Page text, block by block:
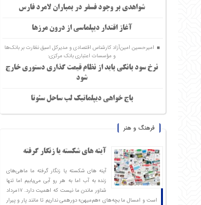
شواهدی بر وجود فسفر در بمباران لامرد فارس
آغاز اقتدار دیپلماسی از درون مرزها
امیرحسین امین‌آزاد کارشناس اقتصادی و مدیرکل اسبق نظارت بر بانک‌ها
و مؤسسات اعتباری بانک مرکزی:
نرخ سود بانکی باید از نظام قیمت گذاری دستوری خارج
شود
باج خواهی دیپلماتیک لب ساحل سئوتا
فرهنگ و هنر
آینه های شکسته یا زنگار گرفته
آینه های شکسته یا زنگار گرفته ما ماهی‌های
زنده به آب اما به هر رو آبی می‌یابیم اما تنها
شناور ماندن ما نیست که اهمیت دارد. ۱۷مرداد
است و امسال ما بچه‌های «هم‌میهن» دورهمی نداریم تا مانند پار و پیرار